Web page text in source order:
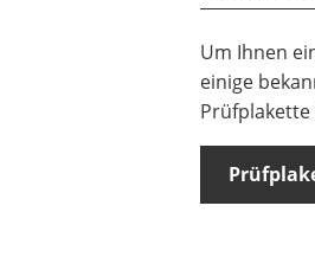
Um Ihnen
einige